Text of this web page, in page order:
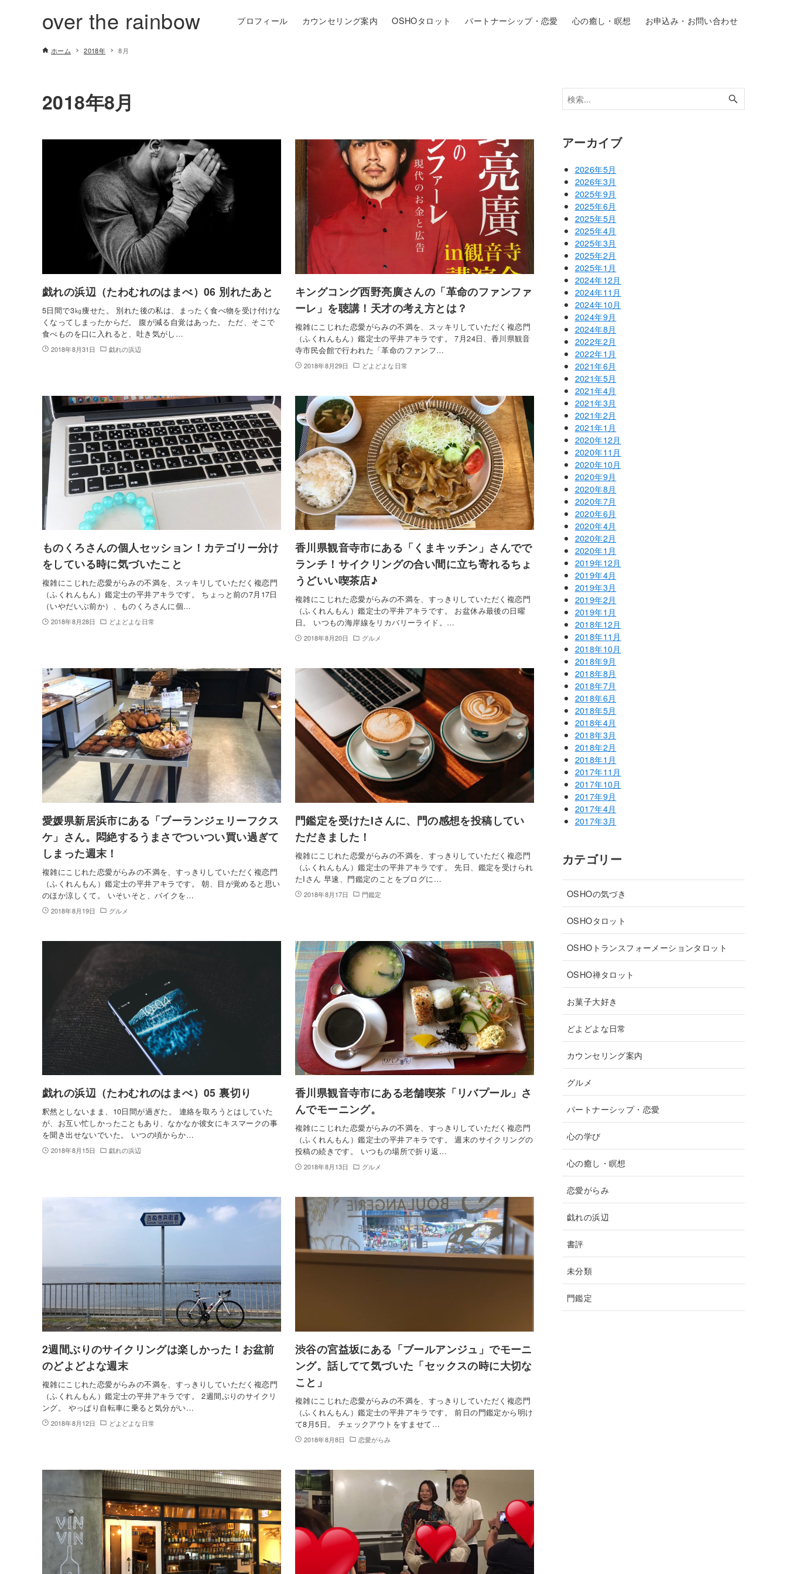
over the rainbow プロフィール カウンセリング案内 OSHOタロット パートナーシップ・恋愛 心の癒し・瞑想 お申込み・お問い合わせ
ホーム 2018年 8月
2018年8月
戯れの浜辺（たわむれのはまべ）06 別れたあと
5日間で3㎏痩せた。 別れた後の私は、まったく食べ物を受け付けな
くなってしまったからだ。 腹が減る自覚はあった。 ただ、そこで
食べものを口に入れると、吐き気がし…
2018年8月31日 戯れの浜辺
キングコング西野亮廣さんの「革命のファンファ
ーレ」を聴講！天才の考え方とは？
複雑にこじれた恋愛がらみの不満を、スッキリしていただく複恋門
（ふくれんもん）鑑定士の平井アキラです。 7月24日、香川県観音
寺市民会館で行われた「革命のファンフ…
2018年8月29日 どよどよな日常
ものくろさんの個人セッション！カテゴリー分け
をしている時に気づいたこと
複雑にこじれた恋愛がらみの不満を、スッキリしていただく複恋門
（ふくれんもん）鑑定士の平井アキラです。 ちょっと前の7月17日
（いやだいぶ前か）、ものくろさんに個…
2018年8月28日 どよどよな日常
香川県観音寺市にある「くまキッチン」さんでで
ランチ！サイクリングの合い間に立ち寄れるちょ
うどいい喫茶店♪
複雑にこじれた恋愛がらみの不満を、すっきりしていただく複恋門
（ふくれんもん）鑑定士の平井アキラです。 お盆休み最後の日曜
日。 いつもの海岸線をリカバリーライド。…
2018年8月20日 グルメ
愛媛県新居浜市にある「ブーランジェリーフクス
ケ」さん。悶絶するうまさでついつい買い過ぎて
しまった週末！
複雑にこじれた恋愛がらみの不満を、すっきりしていただく複恋門
（ふくれんもん）鑑定士の平井アキラです。 朝、目が覚めると思い
のほか涼しくて。 いそいそと、バイクを…
2018年8月19日 グルメ
門鑑定を受けたIさんに、門の感想を投稿してい
ただきました！
複雑にこじれた恋愛がらみの不満を、すっきりしていただく複恋門
（ふくれんもん）鑑定士の平井アキラです。 先日、鑑定を受けられ
たIさん 早速、門鑑定のことをブログに…
2018年8月17日 門鑑定
戯れの浜辺（たわむれのはまべ）05 裏切り
釈然としないまま、10日間が過ぎた。 連絡を取ろうとはしていた
が、お互い忙しかったこともあり、なかなか彼女にキスマークの事
を聞き出せないでいた。 いつの頃からか…
2018年8月15日 戯れの浜辺
香川県観音寺市にある老舗喫茶「リバプール」さ
んでモーニング。
複雑にこじれた恋愛がらみの不満を、すっきりしていただく複恋門
（ふくれんもん）鑑定士の平井アキラです。 週末のサイクリングの
投稿の続きです。 いつもの場所で折り返…
2018年8月13日 グルメ
2週間ぶりのサイクリングは楽しかった！お盆前
のどよどよな週末
複雑にこじれた恋愛がらみの不満を、すっきりしていただく複恋門
（ふくれんもん）鑑定士の平井アキラです。 2週間ぶりのサイクリ
ング。 やっぱり自転車に乗ると気分がい…
2018年8月12日 どよどよな日常
渋谷の宮益坂にある「ブールアンジュ」でモーニ
ング。話してて気づいた「セックスの時に大切な
こと」
複雑にこじれた恋愛がらみの不満を、すっきりしていただく複恋門
（ふくれんもん）鑑定士の平井アキラです。 前日の門鑑定から明け
て8月5日。 チェックアウトをすませて…
2018年8月8日 恋愛がらみ
アーカイブ
2026年5月
2026年3月
2025年9月
2025年6月
2025年5月
2025年4月
2025年3月
2025年2月
2025年1月
2024年12月
2024年11月
2024年10月
2024年9月
2024年8月
2022年2月
2022年1月
2021年6月
2021年5月
2021年4月
2021年3月
2021年2月
2021年1月
2020年12月
2020年11月
2020年10月
2020年9月
2020年8月
2020年7月
2020年6月
2020年4月
2020年2月
2020年1月
2019年12月
2019年4月
2019年3月
2019年2月
2019年1月
2018年12月
2018年11月
2018年10月
2018年9月
2018年8月
2018年7月
2018年6月
2018年5月
2018年4月
2018年3月
2018年2月
2018年1月
2017年11月
2017年10月
2017年9月
2017年4月
2017年3月
カテゴリー
OSHOの気づき
OSHOタロット
OSHOトランスフォーメーションタロット
OSHO禅タロット
お菓子大好き
どよどよな日常
カウンセリング案内
グルメ
パートナーシップ・恋愛
心の学び
心の癒し・瞑想
恋愛がらみ
戯れの浜辺
書評
未分類
門鑑定